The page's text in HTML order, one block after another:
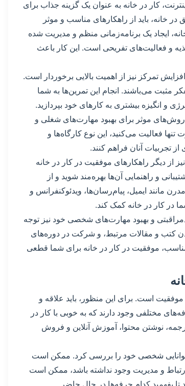
کار در خانه به عنوان یک گزینه جذاب برای
خانه، باید از راهکارهای مناسب و موثر
ایجاد یک برنامه‌زمانی منظم و مدیریت شده
و فعالیت‌های تفریحی است. این کار باعث
تمرکز نیز از اهمیت بالایی برخوردار است.
مثبت می‌باشند. انجام این تمرین‌ها به شما
و انگیزه بیشتری به کارهای خود بپردازید.
موثر برای بهبود مهارت‌های شغلی و
فعالیت می‌کنید، این نوع کارگاه‌ها و
تجربیات آنان فراهم کنند.
از دیگر راهکارهای موفقیت در کار در خانه
و راهنمایی آن‌ها بهره‌مند شوید و از
مانند ایمیل، پیام‌رسان‌ها، ویدئوکنفرانس و
در کار در خانه کمک کند.
و بهبود مهارت‌های شخصی خود نیز توجه
کتب و مقالات مرتبط، و شرکت در دوره‌های
موفقیت در کار در خانه برای شما قطعی
است. برای این منظور، باید علاقه و
مختلفی وجود دارند که به خوبی با کار در
نوشتن محتوا، آموزش آنلاین و فروش
و توانایی شخصی خود را بررسی کرد. ممکن است
ارتباط و مدیریت وجود نداشته باشد، ممکن است
تا بفهمید کدام حرفه‌ها در حال حاضر